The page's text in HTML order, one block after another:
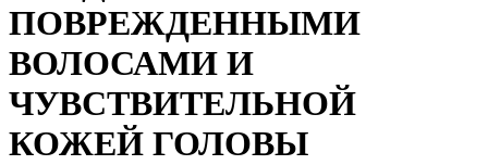
ПОВРЕЖДЕННЫМИ
ВОЛОСАМИ И
ЧУВСТВИТЕЛЬНОЙ
КОЖЕЙ ГОЛОВЫ